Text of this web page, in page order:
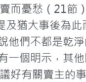
而憂愁（21節
猶大事後為
他們不都是乾
一個明示，其
好有關賣主的